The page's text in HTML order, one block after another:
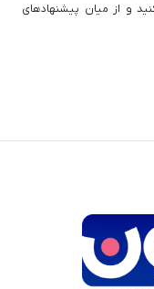
و از میان پیشنهادهای